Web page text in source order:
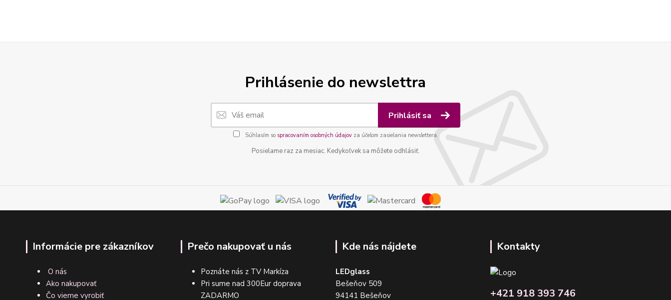
Prihlásenie do newslettra
Prihlásiť sa
Súhlasím so spracovaním osobných údajovza účelom zasielania newslettera.
Posielame raz za mesiac. Kedykoľvek sa môžete odhlásiť.
Informácie pre zákazníkov
O nás
Ako nakupovať
Čo vieme vyrobiť
Prečo nakupovať u nás
Poznáte nás z TV Markíza
Pri sume nad 300Eur doprava
ZADARMO
Kde nás nájdete
LEDglass
Bešeňov 509
94141 Bešeňov
Kontakty
+421 918 393 746